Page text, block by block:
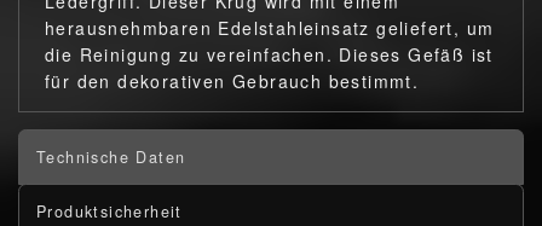
herausnehmbaren Edelstahleinsatz geliefert, um
die Reinigung zu vereinfachen. Dieses Gefäß ist
für den dekorativen Gebrauch bestimmt.
Technische Daten
Produktsicherheit